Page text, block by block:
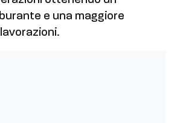
e una maggiore